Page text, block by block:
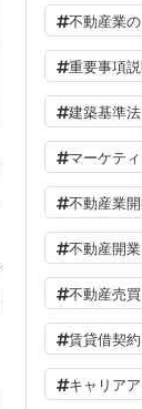
不動産業
重要事項
建築基準法
マーケテ
不動産業
不動産開業
不動産売買
賃貸借契約
キャリア